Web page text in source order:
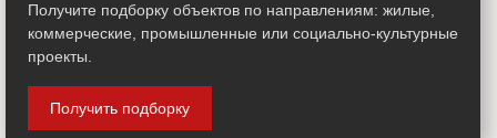
должен присутствовать официальный строительный адрес,
а все остальное - это уточнения типа "шестикомнатная
квартира с большой кладовой", которые годятся только
для переговоров.
Получите подборку объектов по направлениям: жилые,
коммерческие, промышленные или социально-культурные
проекты.
Получить подборку